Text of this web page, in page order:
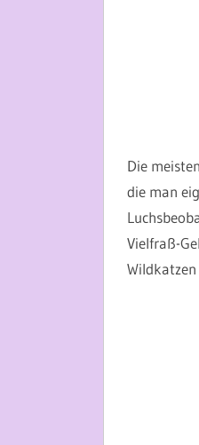
Die
die man
Vielfraß-